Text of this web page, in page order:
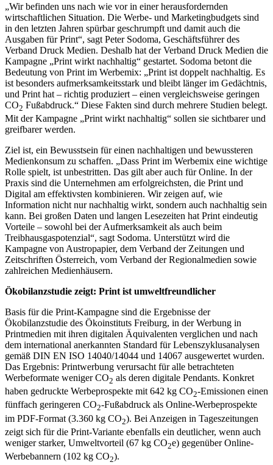
„Wir befinden uns nach wie vor in einer herausfordernden
wirtschaftlichen Situation. Die Werbe- und Marketingbudgets sind
in den letzten Jahren spürbar geschrumpft und damit auch die
Ausgaben für Print“, sagt Peter Sodoma, Geschäftsführer des
Verband Druck Medien. Deshalb hat der Verband Druck Medien die
Kampagne „Print wirkt nachhaltig“ gestartet. Sodoma betont die
Bedeutung von Print im Werbemix: „Print ist doppelt nachhaltig. Es
ist besonders aufmerksamkeitsstark und bleibt länger im Gedächtnis,
und Print hat – richtig produziert – einen vergleichsweise geringen
CO2 Fußabdruck.“ Diese Fakten sind durch mehrere Studien belegt.
Mit der Kampagne „Print wirkt nachhaltig“ sollen sie sichtbarer und
greifbarer werden.
Ziel ist, ein Bewusstsein für einen nachhaltigen und bewussteren
Medienkonsum zu schaffen. „Dass Print im Werbemix eine wichtige
Rolle spielt, ist unbestritten. Das gilt aber auch für Online. In der
Praxis sind die Unternehmen am erfolgreichsten, die Print und
Digital am effektivsten kombinieren. Wir zeigen auf, wie
Information nicht nur nachhaltig wirkt, sondern auch nachhaltig sein
kann. Bei großen Daten und langen Lesezeiten hat Print eindeutig
Vorteile – sowohl bei der Aufmerksamkeit als auch beim
Treibhausgaspotenzial“, sagt Sodoma. Unterstützt wird die
Kampagne von Austropapier, dem Verband der Zeitungen und
Zeitschriften Österreich, vom Verband der Regionalmedien sowie
zahlreichen Medienhäusern.
Ökobilanzstudie zeigt: Print ist umweltfreundlicher
Basis für die Print-Kampagne sind die Ergebnisse der
Ökobilanzstudie des Ökoinstituts Freiburg, in der Werbung in
Printmedien mit ihren digitalen Äquivalenten verglichen und nach
dem international anerkannten Standard für Lebenszyklusanalysen
gemäß DIN EN ISO 14040/14044 und 14067 ausgewertet wurden.
Das Ergebnis: Printwerbung verursacht für alle betrachteten
Werbeformate weniger CO2 als deren digitale Pendants. Konkret
haben gedruckte Werbeprospekte mit 642 kg CO2-Emissionen einen
fünffach geringeren CO2-Fußabdruck als Online-Werbeprospekte
im PDF-Format (3.360 kg CO2). Bei Anzeigen in Tageszeitungen
zeigt sich für die Print-Variante ebenfalls ein deutlicher, wenn auch
weniger starker, Umweltvorteil (67 kg CO2e) gegenüber Online-
Werbebannern (102 kg CO2).